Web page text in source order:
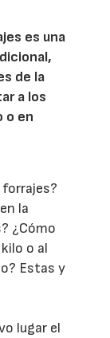
es una
de la
a los
o en
forrajes?
la
¿Cómo
o al
Estas y
lugar el